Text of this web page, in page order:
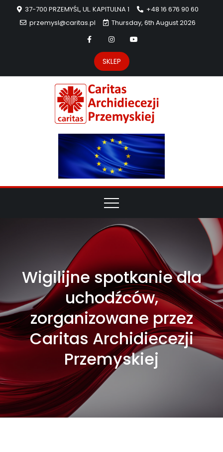
37-700 PRZEMYŚL, UL. KAPITULNA 1
+48 16 676 90 60
przemysl@caritas.pl
Thursday, 6th August 2026
SKLEP
Wigilijne spotkanie dla
uchodźców,
zorganizowane przez
Caritas Archidiecezji
Przemyskiej